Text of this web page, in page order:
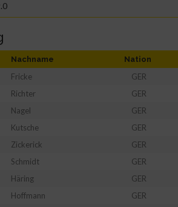
Nachname Nation
Fricke GER
Richter GER
Nagel GER
Kutsche GER
Zickerick GER
Schmidt GER
Häring GER
Hoffmann GER